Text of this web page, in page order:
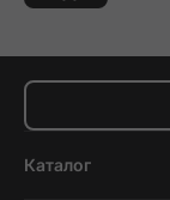
Каталог